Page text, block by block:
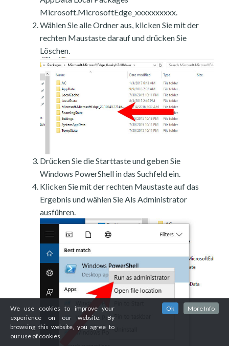
Microsoft.MicrosoftEdge_xxxxxxxxxx.
Wählen Sie alle Ordner aus, klicken Sie mit der
rechten Maustaste darauf und drücken Sie
Löschen.
Drücken Sie die Starttaste und geben Sie
Windows PowerShell in das Suchfeld ein.
Klicken Sie mit der rechten Maustaste auf das
Ergebnis und wählen Sie Als Administrator
ausführen.
We use cookies to improve your
experience on our website. By
browsing this website, you agree to
our use of cookies.
Ok More Info